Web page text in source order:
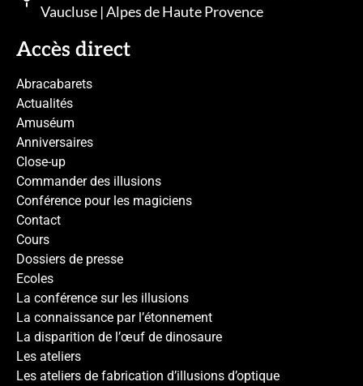
Vaucluse | Alpes de Haute Provence
Accès direct
Abracabarets
Actualités
Amuséum
Anniversaires
Close-up
Commander des illusions
Conférence pour les magiciens
Contact
Cours
Dossiers de presse
Ecoles
La conférence sur les illusions
La connaissance par l’étonnement
La disparition de l’œuf de dinosaure
Les ateliers
Les ateliers de fabrication d’illusions d’optique